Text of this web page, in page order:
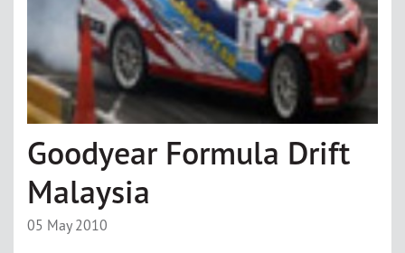
Goodyear Formula Drift
Malaysia
05 May 2010